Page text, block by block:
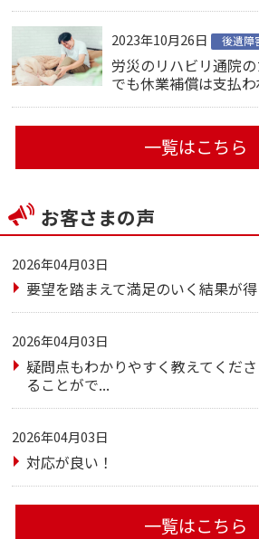
2023年10月26日 後遺障
労災のリハビリ通院
でも休業補償は支払わ
一覧はこちら
お客さまの声
2026年04月03日
要望を踏まえて満足のいく結果が得
2026年04月03日
疑問点もわかりやすく教えてくだ
ることがで...
2026年04月03日
対応が良い！
一覧はこちら